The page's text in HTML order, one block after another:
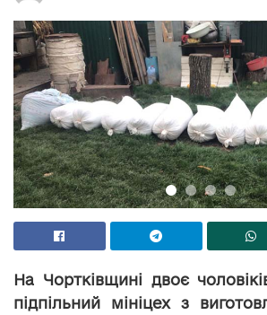
На Чортківщині двоє
підпільний мініцех з